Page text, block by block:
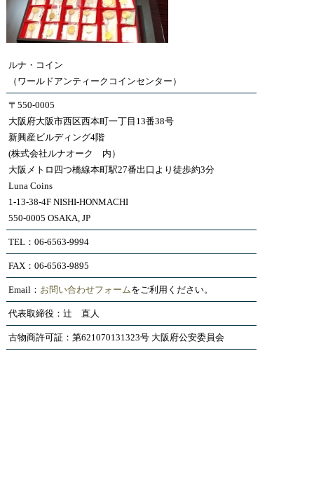
ルナ・コイン
（ワールドアンティークコインセンター）
〒550-0005
大阪府大阪市西区西本町一丁目13番38号
新興産ビルディング4階
(株式会社ルナオーク 内）
大阪メトロ四つ橋線本町駅27番出口より徒歩約3分
Luna Coins
1-13-38-4F NISHI-HONMACHI
550-0005 OSAKA, JP
TEL：06-6563-9994
FAX：06-6563-9895
Email： お問い合わせフォームをご利用ください。
代表取締役：辻 直人
古物商許可証：第621070131323号 大阪府公安委員会